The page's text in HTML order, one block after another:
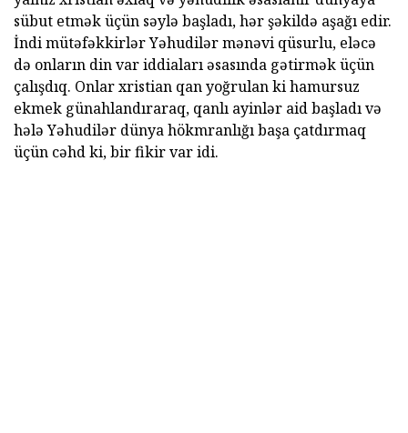
sübut etmək üçün səylə başladı, hər şəkildə aşağı edir.
İndi mütəfəkkirlər Yəhudilər mənəvi qüsurlu, eləcə
də onların din var iddiaları əsasında gətirmək üçün
çalışdıq. Onlar xristian qan yoğrulan ki hamursuz
ekmek günahlandıraraq, qanlı ayinlər aid başladı və
hələ Yəhudilər dünya hökmranlığı başa çatdırmaq
üçün cəhd ki, bir fikir var idi.